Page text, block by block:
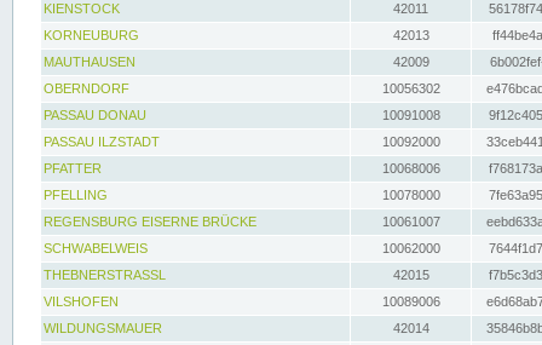
KIENSTOCK
42011
KORNEUBURG
42013
MAUTHAUSEN
42009
OBERNDORF
10056302
PASSAU DONAU
10091008
PASSAU ILZSTADT
10092000
PFATTER
10068006
PFELLING
10078000
REGENSBURG EISERNE BRÜCKE
10061007
SCHWABELWEIS
10062000
THEBNERSTRASSL
42015
VILSHOFEN
10089006
WILDUNGSMAUER
42014